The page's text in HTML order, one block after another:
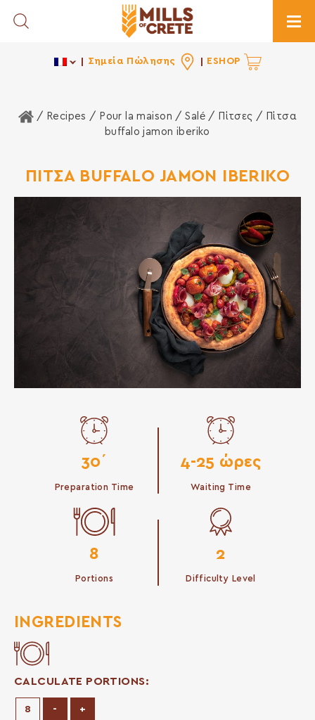
Toggle Search
Σημεία Πώλησης ESHOP
Home
/ Recipes / Pour la maison /Salé/ Πίτσες / Πίτσα
buffalo jamon iberiko
ΠΙΤΣΑ BUFFALO JAMON IBERIKO
30΄
Preparation Time
4-25 ώρες
Waiting Time
8
Portions
2
Difficulty Level
INGREDIENTS
CALCULATE PORTIONS:
- Decrease Portions
+Increase Portions